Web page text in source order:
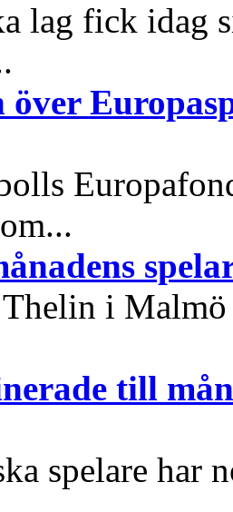
lag fick idag
i
till
spelare har